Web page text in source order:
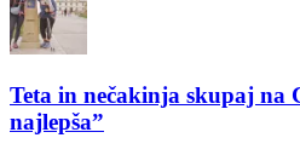
Teta in nečakinja skupaj na
najlepša”